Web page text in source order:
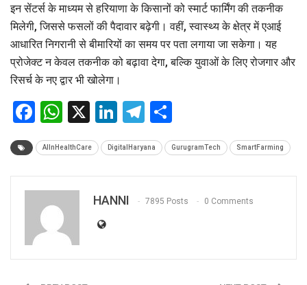
इन सेंटर्स के माध्यम से हरियाणा के किसानों को स्मार्ट फार्मिंग की तकनीक
मिलेगी, जिससे फसलों की पैदावार बढ़ेगी। वहीं, स्वास्थ्य के क्षेत्र में एआई
आधारित निगरानी से बीमारियों का समय पर पता लगाया जा सकेगा। यह
प्रोजेक्ट न केवल तकनीक को बढ़ावा देगा, बल्कि युवाओं के लिए रोजगार और
रिसर्च के नए द्वार भी खोलेगा।
Facebook
WhatsApp
X LinkedIn
Telegram
AIInHealthCare DigitalHaryana GurugramTech SmartFarming
HANNI 7895 Posts 0 Comments